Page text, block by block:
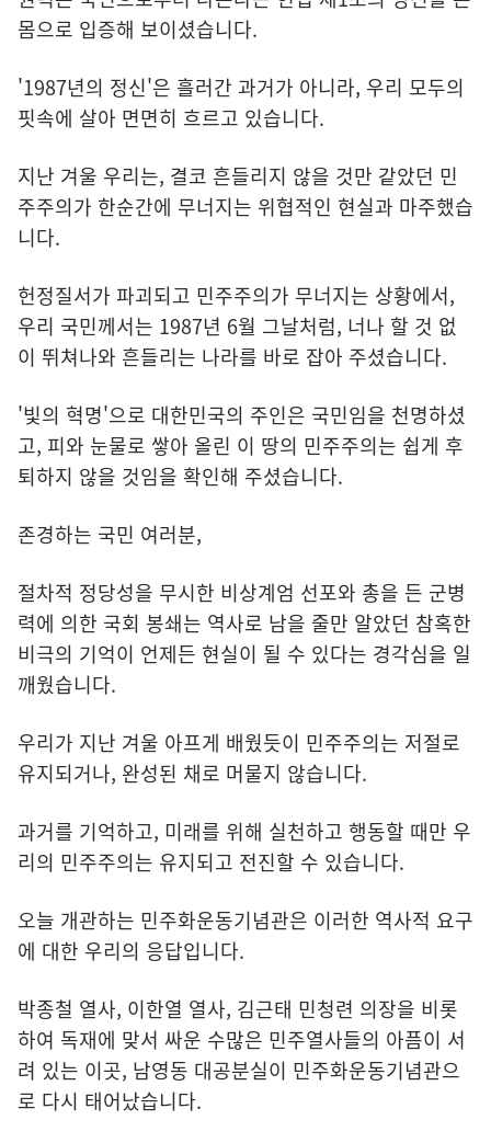
몸으로 입증해 보이셨습니다.
'1987년의 정신'은 흘러간 과거가 아니라, 우리 모두의
핏속에 살아 면면히 흐르고 있습니다.
지난 겨울 우리는, 결코 흔들리지 않을 것만 같았던 민
주주의가 한순간에 무너지는 위협적인 현실과 마주했습
니다.
헌정질서가 파괴되고 민주주의가 무너지는 상황에서,
우리 국민께서는 1987년 6월 그날처럼, 너나 할 것 없
이 뛰쳐나와 흔들리는 나라를 바로 잡아 주셨습니다.
'빛의 혁명'으로 대한민국의 주인은 국민임을 천명하셨
고, 피와 눈물로 쌓아 올린 이 땅의 민주주의는 쉽게 후
퇴하지 않을 것임을 확인해 주셨습니다.
존경하는 국민 여러분,
절차적 정당성을 무시한 비상계엄 선포와 총을 든 군병
력에 의한 국회 봉쇄는 역사로 남을 줄만 알았던 참혹한
비극의 기억이 언제든 현실이 될 수 있다는 경각심을 일
깨웠습니다.
우리가 지난 겨울 아프게 배웠듯이 민주주의는 저절로
유지되거나, 완성된 채로 머물지 않습니다.
과거를 기억하고, 미래를 위해 실천하고 행동할 때만 우
리의 민주주의는 유지되고 전진할 수 있습니다.
오늘 개관하는 민주화운동기념관은 이러한 역사적 요구
에 대한 우리의 응답입니다.
박종철 열사, 이한열 열사, 김근태 민청련 의장을 비롯
하여 독재에 맞서 싸운 수많은 민주열사들의 아픔이 서
려 있는 이곳, 남영동 대공분실이 민주화운동기념관으
로 다시 태어났습니다.